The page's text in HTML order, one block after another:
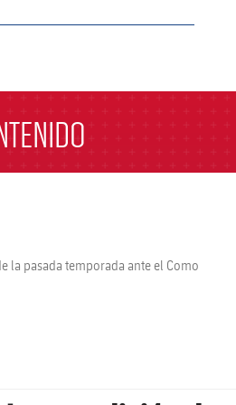
la pasada temporada ante el Como